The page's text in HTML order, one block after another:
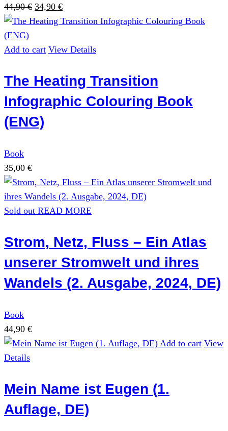
44,90€ Original
price
44,90 €.
34,90 €Current
price
34,90 €.
Add to cart View Details
The Heating Transition
Infographic Colouring Book
(ENG)
Book
35,00 €
Sold out READ MORE
Strom, Netz, Fluss – Ein Atlas
unserer Stromwelt und ihres
Wandels (2. Ausgabe, 2024, DE)
Book
44,90 €
Add to cart View
Details
Mein Name ist Eugen (1.
Auflage, DE)